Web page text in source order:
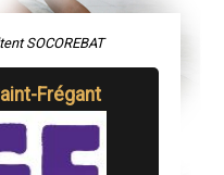
SOCOREBAT
Frégant